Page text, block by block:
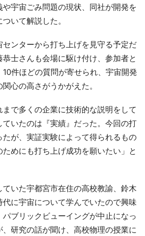
や宇宙ごみ問題の現状、同社が開発を
いて解説した。
ンターから打ち上げを見守る予定だ
士さんも会場に駆け付け、参加者と
件ほどの質問が寄せられ、宇宙開発
心の高さがうかがえた。
で多くの企業に技術的な説明をして
ていたのは『実績』だった。今回の打
たが、実証実験によって得られるもの
めにも打ち上げ成功を願いたい」と
いた宇都宮市在住の高校教諭、鈴木
に宇宙について学んでいたので興味
パブリックビューイングが中止になっ
研究の話が聞け、高校物理の授業に